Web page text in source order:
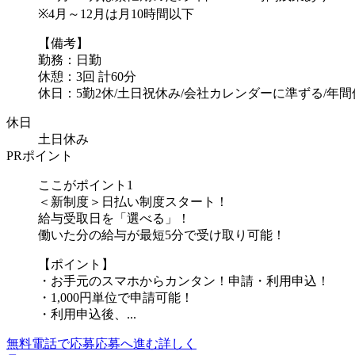
※4月～12月は月10時間以下
【備考】
勤務：日勤
休憩：3回 計60分
休日：5勤2休/土日祝休み/会社カレンダーに準ずる/年間
休日
土日休み
PRポイント
ここがポイント1
＜新制度＞日払い制度スタート！
給与受取日を「選べる」！
働いた分の給与が最短5分で受け取り可能！
【ポイント】
・お手元のスマホからカンタン！申請・利用申込！
・1,000円単位で申請可能！
・利用申込後、...
無料電話で応募応募へ進む詳しく